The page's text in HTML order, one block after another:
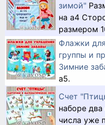
зимой"
на а4
размером
Флажки
группы и
Зимние
а5.
Счет
наборе
числа уже